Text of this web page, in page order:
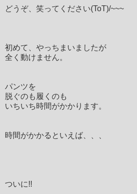
どうぞ、笑ってください(ToT)/~~~
初めて、やっちまいましたが
全く動けません。
パンツを
脱ぐのも履くのも
いちいち時間がかかります。
時間がかかるといえば、、、
ついに!!